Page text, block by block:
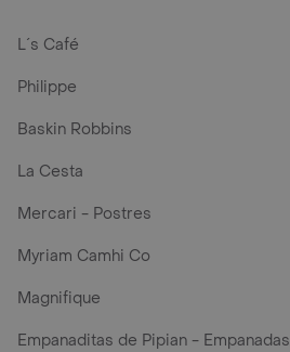
L´s Café
Philippe
Baskin Robbins
La Cesta
Mercari - Postres
Myriam Camhi Co
Magnifique
Empanaditas de Pipian - Empanadas